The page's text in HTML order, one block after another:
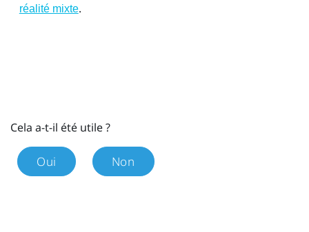
réalité mixte.
Cela a-t-il été utile ?
Oui Non